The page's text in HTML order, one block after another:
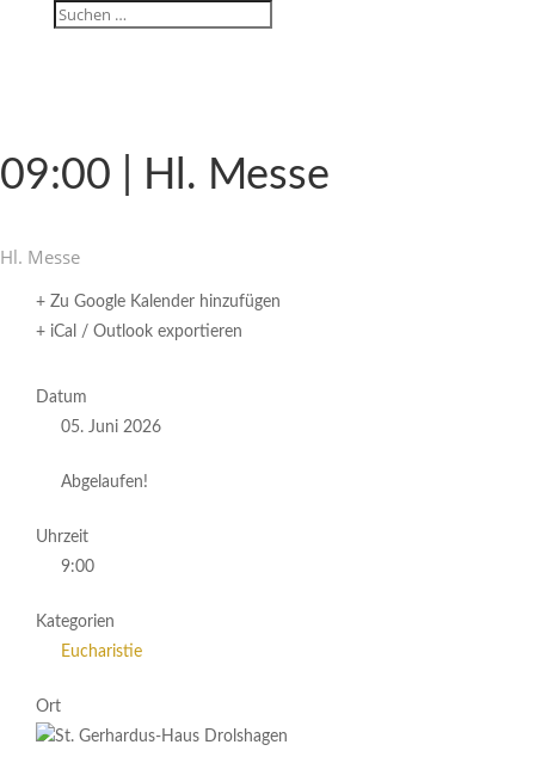
09:00 | Hl. Messe
Hl. Messe
+ Zu Google Kalender hinzufügen
+ iCal / Outlook exportieren
Datum
05. Juni 2026
Abgelaufen!
Uhrzeit
9:00
Kategorien
Eucharistie
Ort